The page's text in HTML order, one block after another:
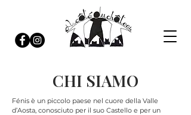
CHI SIAMO
Fénis è un piccolo paese nel cuore della Valle
d’Aosta, conosciuto per il suo Castello e per un